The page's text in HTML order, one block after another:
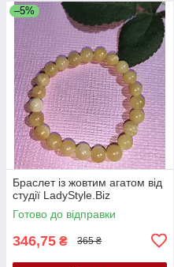
–5%
Браслет із жовтим агатом від
студії LadyStyle.Biz
Готово до відправки
346,75 ₴ 365 ₴